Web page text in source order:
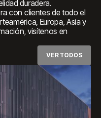
duradera.
con clientes de todo el
Europa, Asia y
visítenos en
VER TODOS